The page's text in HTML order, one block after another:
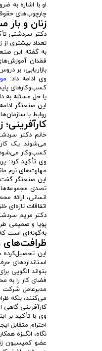
او با اشاره به
چارچوب‌های
زنان و
دکتر سردشتی
تعداد بیشتری از
به گفته این
فقدان
بازاریابی، بر
وی ادامه داد:
کسب‌وکارهای
یا حل مسئله به
این صنعتگر
روابط با
خانم دکتر
می‌شوند. یک
کسب‌وکار می‌شود.
وی تأکید کرد:
مهارت‌های نرم
این صنعتگر
تصدی
انسانی، ارائه
اتفاقات تازه‌ای
دکتر مریم
پویا و صمیمی
به‌گونه‌ای است
ظرافت‌های
این تحصیل‌کرده
استانداردهای
بتواند الگویی
فضای کار را به
مدیرعامل شرکت
می‌کنند، بلکه
کارآفرینی گاهی
وی با تأکید بر
احترام متقابل
نگاه، انگیزه
عضو کمیسیون